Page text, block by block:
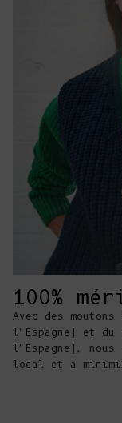
100%
Avec des
l'Espagne) et
l'Espagne), nous
local et à